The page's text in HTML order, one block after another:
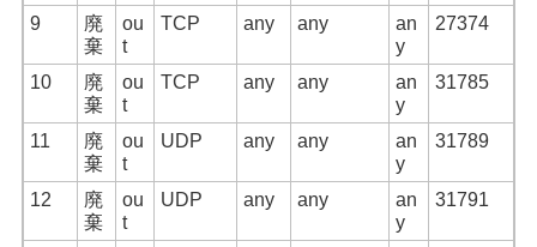
9
廃
棄
ou
t
TCP any any
an
y
27374
10
廃
棄
ou
t
TCP any any
an
y
31785
11
廃
棄
ou
t
UDP any any
an
y
31789
12
廃
棄
ou
t
UDP any any
an
y
31791